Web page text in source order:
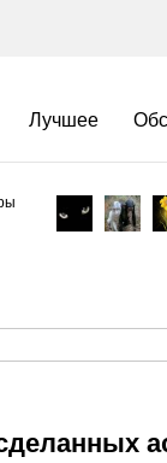
Лучшее